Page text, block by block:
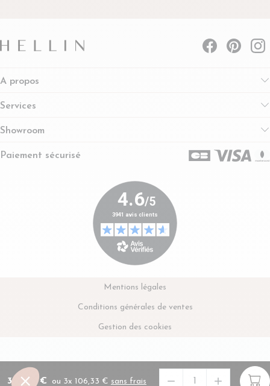
319,00 € ou 3x 106,33 € sans frais En savoir plus sur le paiement
 
A propos
Services
Showroom
Paiement sécurisé
Mentions légales
Conditions générales de ventes
Gestion des cookies